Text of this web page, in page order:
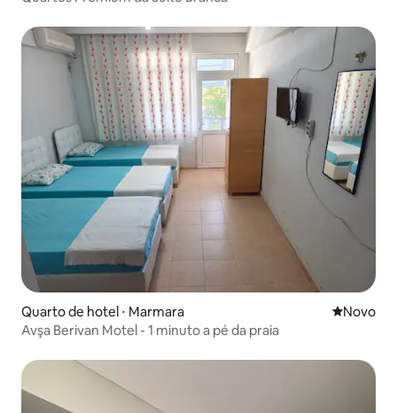
Quarto de hotel ⋅ Marmara Novo
Novo
Avşa Berivan Motel - 1 minuto a pé da praia